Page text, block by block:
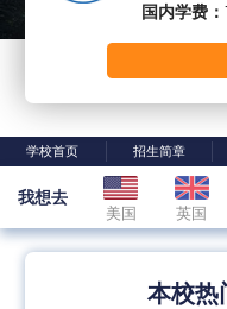
国内学费：
学校首页 招生简章
我想去
美国 英国
本校热